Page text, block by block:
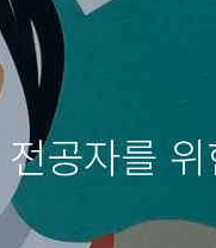
공자를